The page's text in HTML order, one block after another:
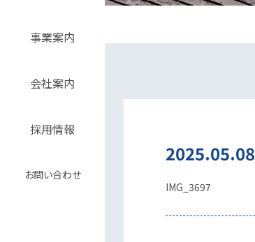
事業案内
会社案内
採用情報
お問い合わせ
2025.05.08
IMG_3697